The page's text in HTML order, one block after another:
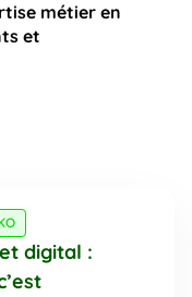
métier en
et
digital :